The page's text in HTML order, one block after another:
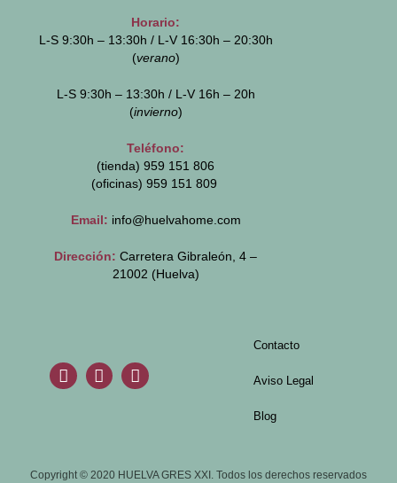
Horario:
L-S 9:30h – 13:30h / L-V 16:30h – 20:30h
(verano)
L-S 9:30h – 13:30h / L-V 16h – 20h
(invierno)
Teléfono:
(tienda) 959 151 806
(oficinas) 959 151 809
Email: info@huelvahome.com
Dirección: Carretera Gibraleón, 4 –
21002 (Huelva)
Contacto
Aviso Legal
Blog
Copyright © 2020 HUELVA GRES XXI. Todos los derechos reservados